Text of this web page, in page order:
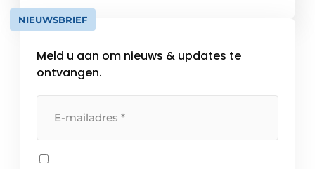
grote innovatiekracht van het familiebedrijf
komt tot uiting […]
NIEUWSBRIEF
Meld u aan om nieuws & updates te
ontvangen.